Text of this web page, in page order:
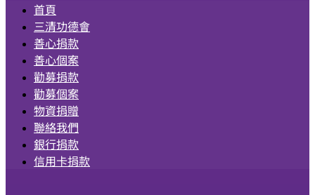
首頁
三清功德會
善心捐款
善心個案
勸募捐款
勸募個案
物資捐贈
聯絡我們
銀行捐款
信用卡捐款